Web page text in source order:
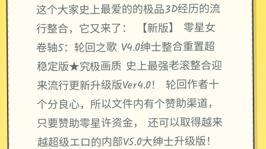
这个大家史上最爱的的极品3D经历的流
行整合，它又来了： 【新版】 零星女
卷轴5：轮回之歌 V4.0绅士整合重置超
稳定版★究极画质 史上最强老滚整合迎
来流行更新升级版Ver4.0！ 轮回作者十
个分良心，所以文件内有个赞助渠道，
只要赞助零星许资金， 还可以取得越来
越超级エロ的内部V5.0大绅士升级版！